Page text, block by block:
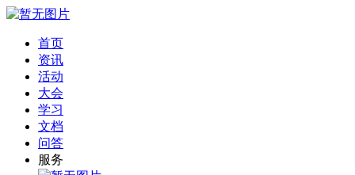
首页
资讯
活动
大会
学习
文档
问答
服务